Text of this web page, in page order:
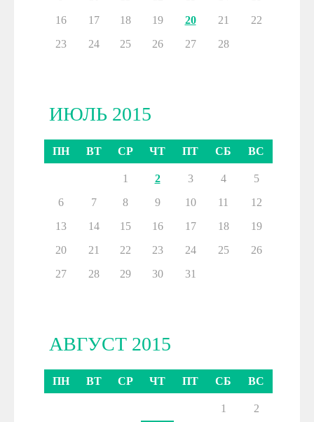
16
17 18 19 20 21
22
23
24 25 26 27 28
ИЮЛЬ 2015
ПН ВТ СР ЧТ ПТ СБ ВС
1 2 3 4
5
6
7 8 9 10 11
12
13
14 15 16 17 18
19
20
21 22 23 24 25
26
27
28 29 30 31
АВГУСТ 2015
ПН ВТ СР ЧТ ПТ СБ ВС
1
2